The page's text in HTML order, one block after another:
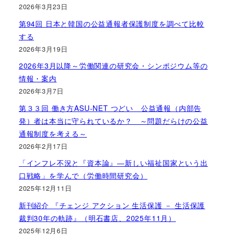
2026年3月23日
第94回 日本と韓国の公益通報者保護制度を調べて比較
する
2026年3月19日
2026年3月以降～労働関連の研究会・シンポジウム等の
情報・案内
2026年3月7日
第３３回 働き方ASU-NET つどい 公益通報（内部告
発）者は本当に守られているか？ ～問題だらけの公益
通報制度を考える～
2026年2月17日
「インフレ不況と『資本論』―新しい福祉国家という出
口戦略」を学んで（労働時間研究会）
2025年12月11日
新刊紹介 『チェンジ アクション 生活保護 － 生活保護
裁判30年の軌跡』（明石書店、2025年11月）
2025年12月6日